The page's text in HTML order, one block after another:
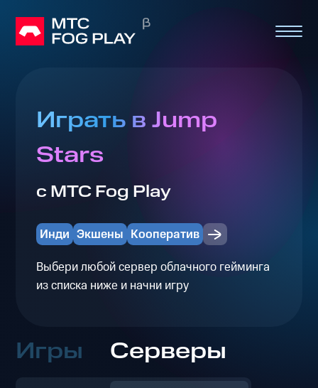
Играть в Jump
Stars
с МТС Fog Play
Инди Экшены Кооператив
Выбери любой сервер облачного гейминга
из списка ниже и начни игру
Игры Серверы